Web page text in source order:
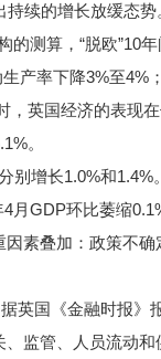
的增长放缓态
测算，“脱欧”10
率下降3%至4%
英国经济的表
。
增长1.0%和1.4%
GDP环比萎缩
叠加：政策不
国《金融时报》
监管、人员流动和